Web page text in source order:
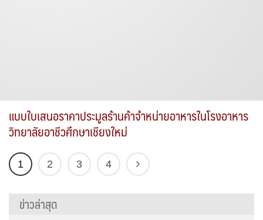
แบบใบเสนอราคาประมูลร้านค้าจำหน่ายอาหารในโรงอาหาร
วิทยาลัยอาชีวศึกษาเชียงใหม่
1 2 3 4
ข่าวล่าสุด